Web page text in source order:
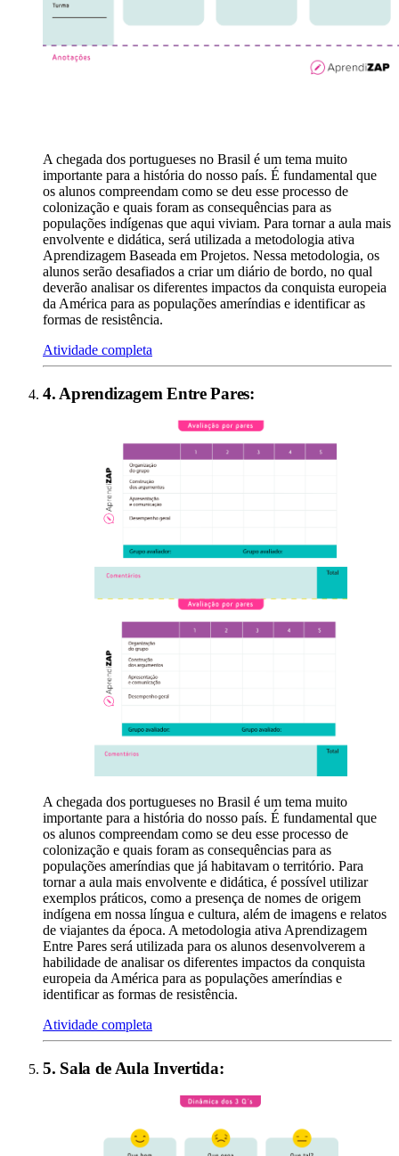
A chegada dos portugueses no Brasil é um tema muito
importante para a história do nosso país. É fundamental que
os alunos compreendam como se deu esse processo de
colonização e quais foram as consequências para as
populações indígenas que aqui viviam. Para tornar a aula mais
envolvente e didática, será utilizada a metodologia ativa
Aprendizagem Baseada em Projetos. Nessa metodologia, os
alunos serão desafiados a criar um diário de bordo, no qual
deverão analisar os diferentes impactos da conquista europeia
da América para as populações ameríndias e identificar as
formas de resistência.
Atividade completa
4. Aprendizagem Entre Pares:
A chegada dos portugueses no Brasil é um tema muito
importante para a história do nosso país. É fundamental que
os alunos compreendam como se deu esse processo de
colonização e quais foram as consequências para as
populações ameríndias que já habitavam o território. Para
tornar a aula mais envolvente e didática, é possível utilizar
exemplos práticos, como a presença de nomes de origem
indígena em nossa língua e cultura, além de imagens e relatos
de viajantes da época. A metodologia ativa Aprendizagem
Entre Pares será utilizada para os alunos desenvolverem a
habilidade de analisar os diferentes impactos da conquista
europeia da América para as populações ameríndias e
identificar as formas de resistência.
Atividade completa
5. Sala de Aula Invertida: